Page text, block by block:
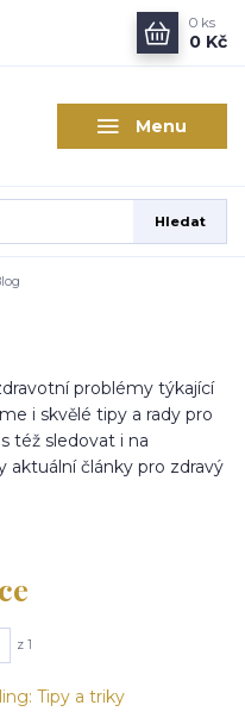
Menu
Hledat
0 ks
0 Kč
problémy týkající
i skvělé tipy a rady pro
též sledovat i na
aktuální články pro zdravý
z 1